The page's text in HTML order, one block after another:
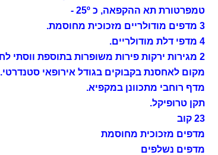
טמפרטורת תא ההקפאה, כ 25º -
3 מדפים מודולריים מזכוכית מחוסמת.
4 מדפי דלת מודולריים.
2 מגירות ירקות פירות משופרות בתוספת ווסתי לחות.
מקום לאחסנת בקבוקים בגודל אירופאי סטנדרטי.
מדף רוחבי מתכוונן במקפיא.
תקן טרופיקל.
23 קוב
מדפים מזכוכית מחוסמת
מדפים נשלפים